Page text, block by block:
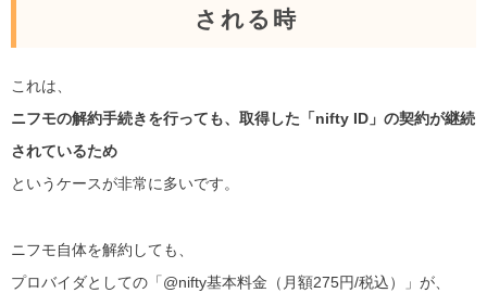
される時
これは、
ニフモの解約手続きを行っても、取得した「nifty ID」の契約が継続
されているため
というケースが非常に多いです。
ニフモ自体を解約しても、
プロバイダとしての「@nifty基本料金（月額275円/税込）」が、